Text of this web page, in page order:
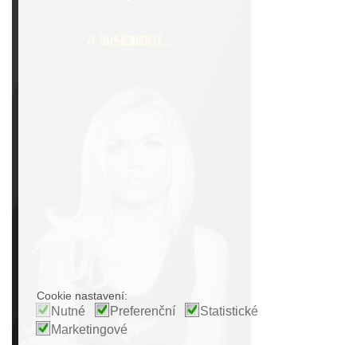
Cookie nastavení:
Nutné Preferenční
Statistické
Marketingové